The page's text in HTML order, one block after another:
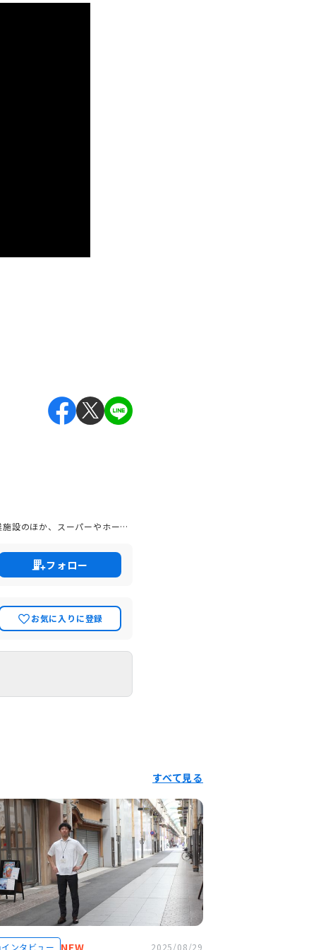
設のほか、スーパーやホーム
フォロー
お気に入りに登録
すべて見る
ンタビュー NEW 2025/08/29